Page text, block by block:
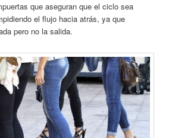
que aseguran que el ciclo sea
el flujo hacia atrás, ya que
pero no la salida.